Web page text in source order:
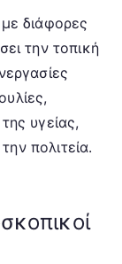
διάφορες
την τοπική
υγείας,
πολιτεία.